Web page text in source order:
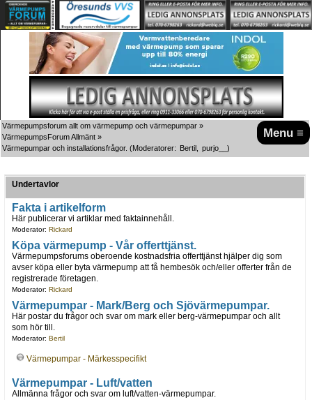
Menu ≡
Värmepumpsforum allt om värmepump och värmepumpar »
VärmepumpsForum Allmänt »
Värmepumpar och installationsfrågor. (Moderatorer: Bertil purjo__ )
Undertavlor
Fakta i artikelform
Här publicerar vi artiklar med faktainnehåll.
Moderator: Rickard
Köpa värmepump - Vår offerttjänst.
Värmepumpsforums oberoende kostnadsfria offerttjänst hjälper dig som
avser köpa eller byta värmepump att få hembesök och/eller offerter från de
registrerade företagen.
Moderator: Rickard
Värmepumpar - Mark/Berg och Sjövärmepumpar.
Här postar du frågor och svar om mark eller berg-värmepumpar och allt
som hör till.
Moderator: Bertil
Värmepumpar - Märkesspecifikt
Värmepumpar - Luft/vatten
Allmänna frågor och svar om luft/vatten-värmepumpar.